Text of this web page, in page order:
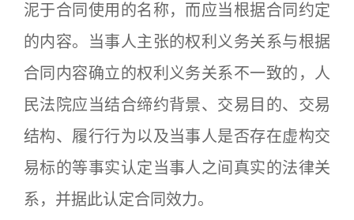
泥于合同使用的名称，而应当根据合同约定
的内容。当事人主张的权利义务关系与根据
合同内容确立的权利义务关系不一致的，人
民法院应当结合缔约背景、交易目的、交易
结构、履行行为以及当事人是否存在虚构交
易标的等事实认定当事人之间真实的法律关
系，并据此认定合同效力。